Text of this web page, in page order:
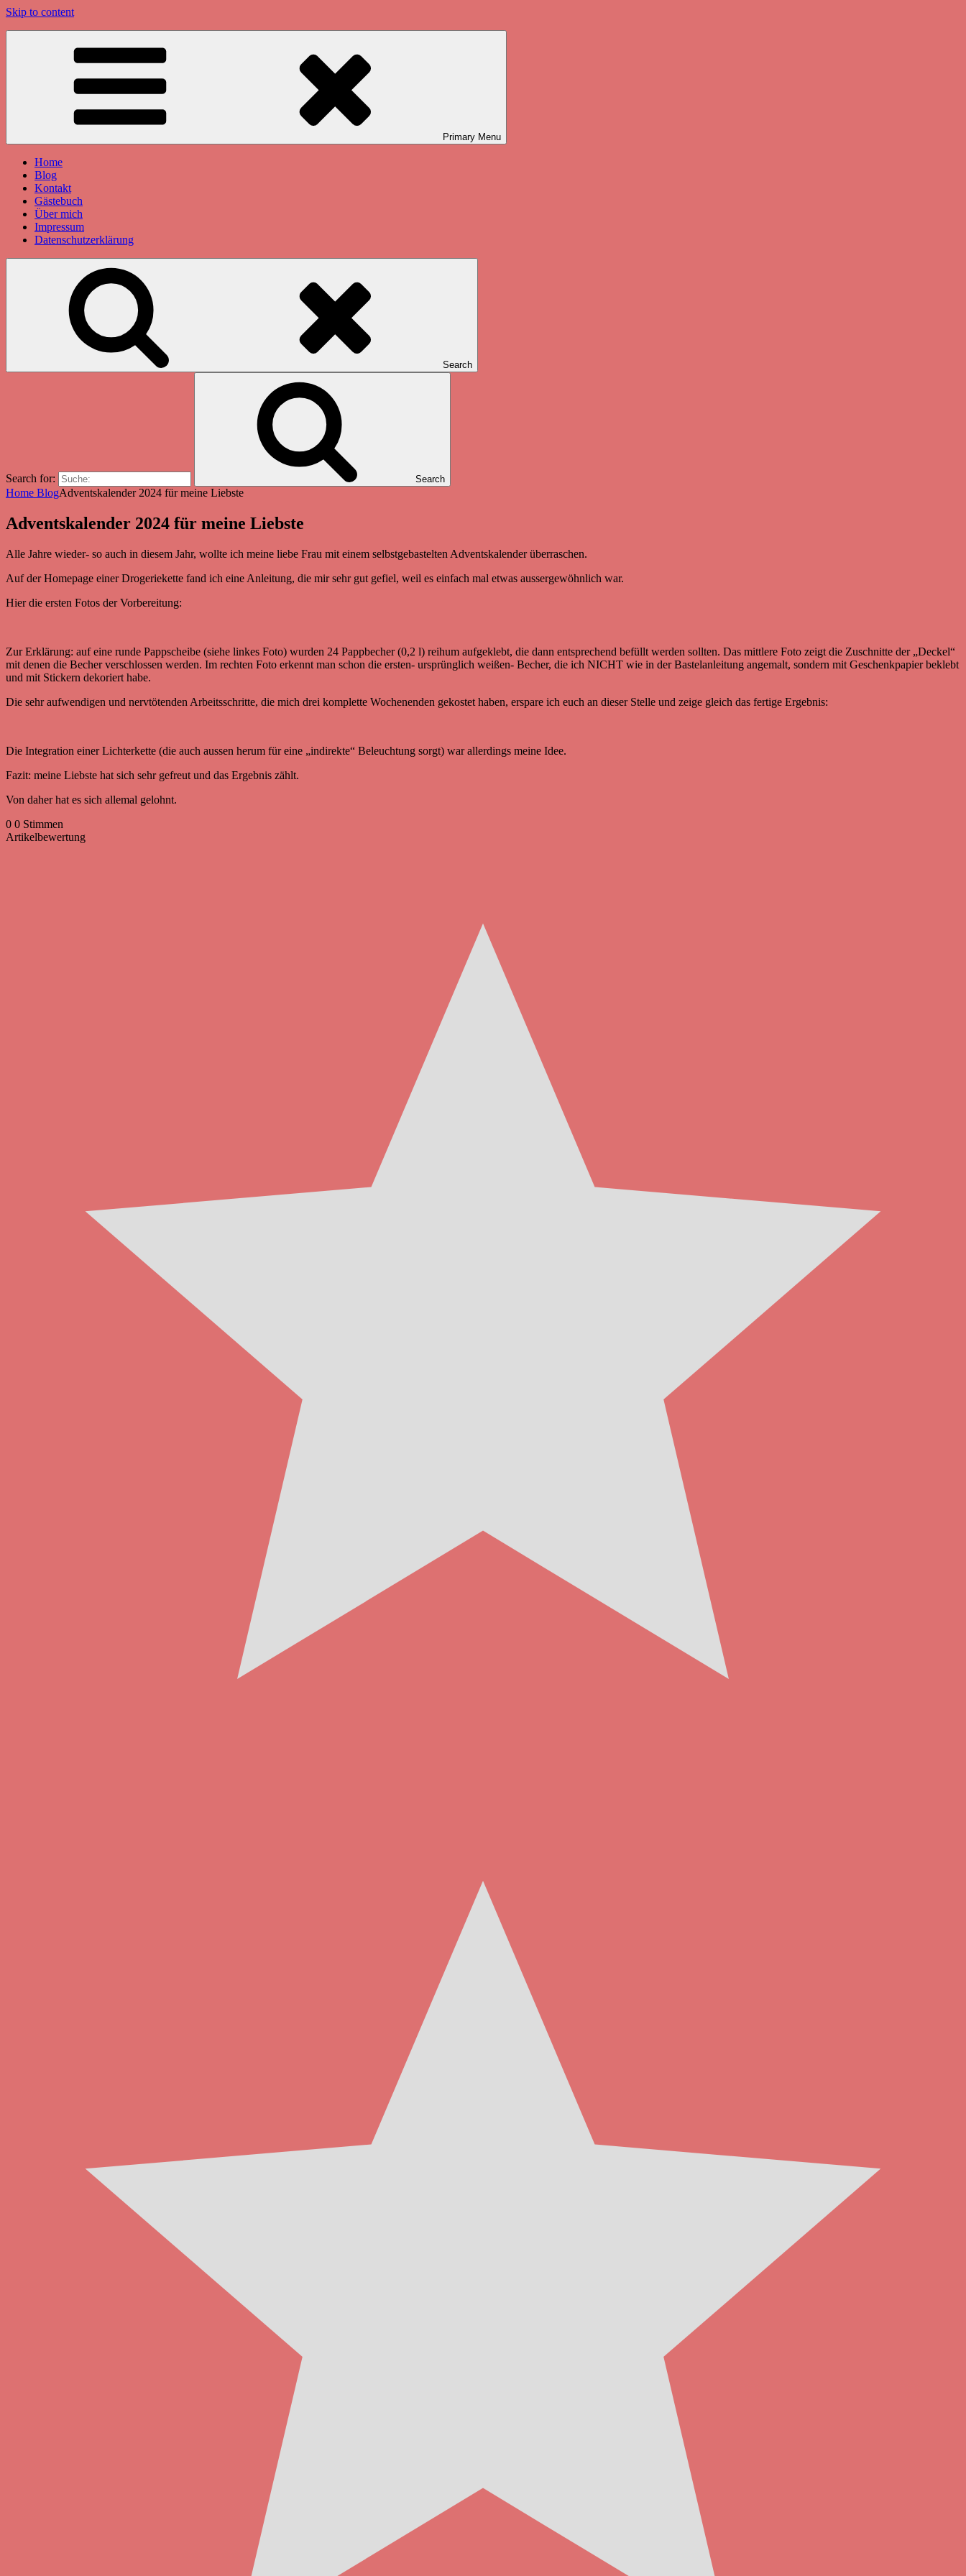
Skip to content
Primary Menu
Home
Blog
Kontakt
Gästebuch
Über mich
Impressum
Datenschutzerklärung
Search
Search for: Search
Home BlogAdventskalender 2024 für meine Liebste
Adventskalender 2024 für meine Liebste
Alle Jahre wieder- so auch in diesem Jahr, wollte ich meine liebe Frau mit einem selbstgebastelten Adventskalender überraschen.
Auf der Homepage einer Drogeriekette fand ich eine Anleitung, die mir sehr gut gefiel, weil es einfach mal etwas aussergewöhnlich war.
Hier die ersten Fotos der Vorbereitung:
Zur Erklärung: auf eine runde Pappscheibe (siehe linkes Foto) wurden 24 Pappbecher (0,2 l) reihum aufgeklebt, die dann entsprechend befüllt werden sollten. Das mittlere Foto zeigt die Zuschnitte der „Deckel“
mit denen die Becher verschlossen werden. Im rechten Foto erkennt man schon die ersten- ursprünglich weißen- Becher, die ich NICHT wie in der Bastelanleitung angemalt, sondern mit Geschenkpapier beklebt
und mit Stickern dekoriert habe.
Die sehr aufwendigen und nervtötenden Arbeitsschritte, die mich drei komplette Wochenenden gekostet haben, erspare ich euch an dieser Stelle und zeige gleich das fertige Ergebnis:
Die Integration einer Lichterkette (die auch aussen herum für eine „indirekte“ Beleuchtung sorgt) war allerdings meine Idee.
Fazit: meine Liebste hat sich sehr gefreut und das Ergebnis zählt.
Von daher hat es sich allemal gelohnt.
0 0 Stimmen
Artikelbewertung